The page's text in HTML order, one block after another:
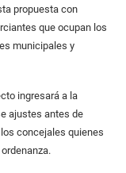
propuesta con
que ocupan los
municipales y
ingresará a la
ajustes antes de
concejales quienes